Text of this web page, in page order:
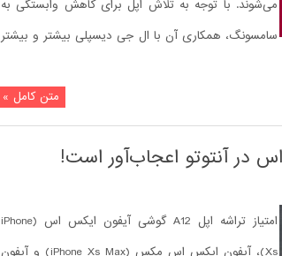
می‌شوند. با توجه به تلاش اپل برای کاهش وابستگی به
سامسونگ، همکاری آن با ال جی دیسپلی بیشتر و بیشتر
متن کامل »
امتیاز تراشه اپل A12 گوشی آیفون ایکس اس (iPhone
Xs)، آیفون ایکس اس مکس (iPhone Xs Max) و آیفون